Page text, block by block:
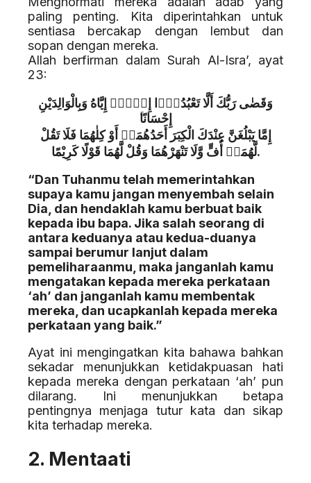
paling penting. Kita diperintahkan untuk
sentiasa bercakap dengan lembut dan
sopan dengan mereka.
Allah berfirman dalam Surah Al-Isra’, ayat
23:
وَقَضٰى رَبُّكَ أَلَّا تَعْبُدُوْۤا إِلَّاۤ إِيَّاهُ وَبِالْوَالِدَيْنِ
إِحْسَانًا
إِمَّا يَبْلُغَنَّ عِنْدَكَ الْكِبَرَ أَحَدُهُمَاۤ أَوْ كِلٰهُمَا فَلَا تَقُلْ
لَّهُمَاۤ أُفٍّ وَّلَا تَنْهَرْهُمَا وَقُلْ لَّهُمَا قَوْلًا كَرِيْمًا.
“Dan Tuhanmu telah memerintahkan
supaya kamu jangan menyembah selain
Dia, dan hendaklah kamu berbuat baik
kepada ibu bapa. Jika salah seorang di
antara keduanya atau kedua-duanya
sampai berumur lanjut dalam
pemeliharaanmu, maka janganlah kamu
mengatakan kepada mereka perkataan
‘ah’ dan janganlah kamu membentak
mereka, dan ucapkanlah kepada mereka
perkataan yang baik.”
Ayat ini mengingatkan kita bahawa bahkan
sekadar menunjukkan ketidakpuasan hati
kepada mereka dengan perkataan ‘ah’ pun
dilarang. Ini menunjukkan betapa
pentingnya menjaga tutur kata dan sikap
kita terhadap mereka.
2. Mentaati